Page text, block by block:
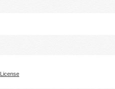
License